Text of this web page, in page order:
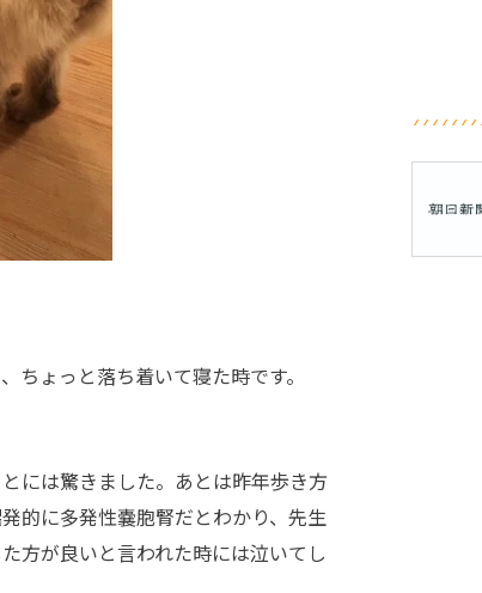
ょっと落ち着いて寝た時です。
には驚きました。あとは昨年歩き方
的に多発性嚢胞腎だとわかり、先生
方が良いと言われた時には泣いてし